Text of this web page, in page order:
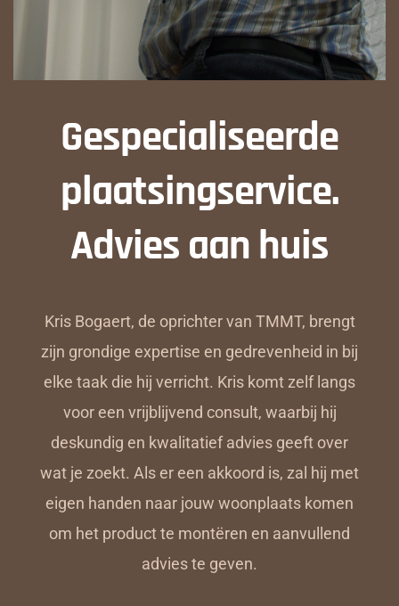
Gespecialiseerde
plaatsingservice.
Advies aan huis
Kris Bogaert, de oprichter van TMMT, brengt
zijn grondige expertise en gedrevenheid in bij
elke taak die hij verricht. Kris komt zelf langs
voor een vrijblijvend consult, waarbij hij
deskundig en kwalitatief advies geeft over
wat je zoekt. Als er een akkoord is, zal hij met
eigen handen naar jouw woonplaats komen
om het product te montëren en aanvullend
advies te geven.